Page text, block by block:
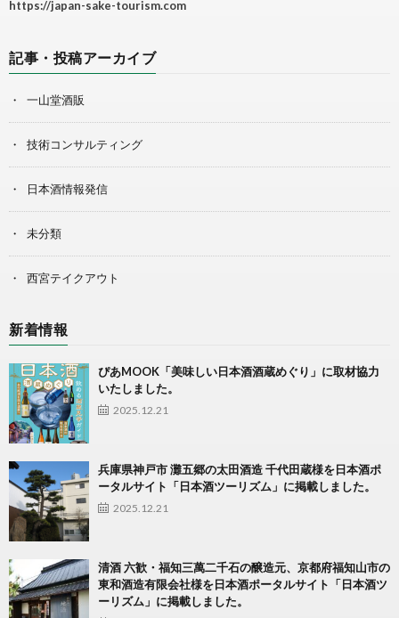
https://japan-sake-tourism.com
記事・投稿アーカイブ
一山堂酒販
技術コンサルティング
日本酒情報発信
未分類
西宮テイクアウト
新着情報
ぴあMOOK「美味しい日本酒酒蔵めぐり」に取材協力
いたしました。
2025.12.21
兵庫県神戸市 灘五郷の太田酒造 千代田蔵様を日本酒ポ
ータルサイト「日本酒ツーリズム」に掲載しました。
2025.12.21
清酒 六歓・福知三萬二千石の醸造元、京都府福知山市の
東和酒造有限会社様を日本酒ポータルサイト「日本酒ツ
ーリズム」に掲載しました。